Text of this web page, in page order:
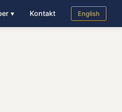
▾ Kontakt English